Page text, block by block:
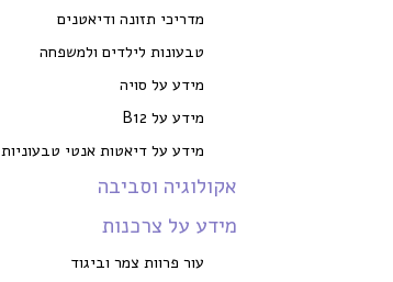
מדריכי תזונה ודיאטנים
טבעונות לילדים ולמשפחה
מידע על סויה
מידע על B12
מידע על דיאטות אנטי טבעוניות
אקולוגיה וסביבה
מידע על צרכנות
עור פרוות צמר וביגוד